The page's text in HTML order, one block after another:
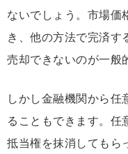
ないでしょう。市場価
き、他の方法で完済す
売却できないのが一般
しかし金融機関から任
ることもできます。任
抵当権を抹消してもら